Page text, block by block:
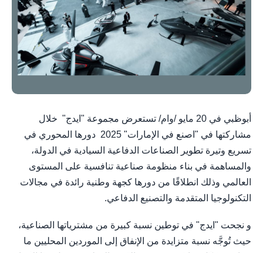
أبوظبي في 20 مايو /وام/ تستعرض مجموعة "ايدج" خلال
مشاركتها في "اصنع في الإمارات" 2025 دورها المحوري في
تسريع وتيرة تطوير الصناعات الدفاعية السيادية في الدولة،
والمساهمة في بناء منظومة صناعية تنافسية على المستوى
العالمي وذلك انطلاقًا من دورها كجهة وطنية رائدة في مجالات
التكنولوجيا المتقدمة والتصنيع الدفاعي.
و نجحت "ايدج" في توطين نسبة كبيرة من مشترياتها الصناعية،
حيث تُوجَّه نسبة متزايدة من الإنفاق إلى الموردين المحليين ما